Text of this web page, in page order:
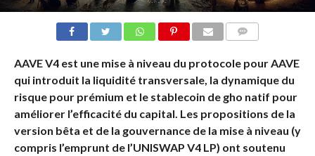
AAVE V4 est une mise à niveau du protocole pour AAVE
qui introduit la liquidité transversale, la dynamique du
risque pour prémium et le stablecoin de gho natif pour
améliorer l’efficacité du capital. Les propositions de la
version bêta et de la gouvernance de la mise à niveau (y
compris l’emprunt de l’UNISWAP V4 LP) ont soutenu